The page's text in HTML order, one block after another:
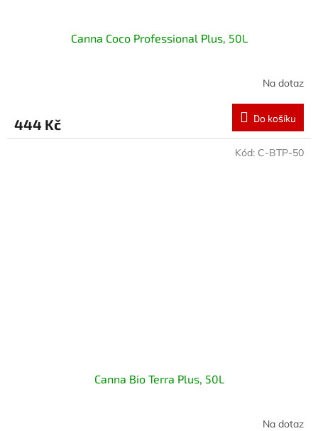
Canna Coco Professional Plus, 50L
Na dotaz
444 Kč Do košíku
Canna Bio Terra Plus, 50L
Na dotaz
Kód: C-BTP-50